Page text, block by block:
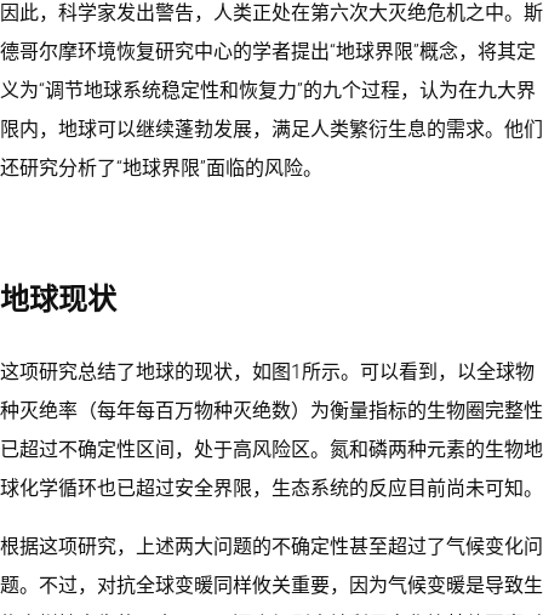
因此，科学家发出警告，人类正处在第六次大灭绝危机之中。斯
德哥尔摩环境恢复研究中心的学者提出“地球界限”概念，将其定
义为“调节地球系统稳定性和恢复力”的九个过程，认为在九大界
限内，地球可以继续蓬勃发展，满足人类繁衍生息的需求。他们
还研究分析了“地球界限”面临的风险。
地球现状
这项研究总结了地球的现状，如图1所示。可以看到，以全球物
种灭绝率（每年每百万物种灭绝数）为衡量指标的生物圈完整性
已超过不确定性区间，处于高风险区。氮和磷两种元素的生物地
球化学循环也已超过安全界限，生态系统的反应目前尚未可知。
根据这项研究，上述两大问题的不确定性甚至超过了气候变化问
题。不过，对抗全球变暖同样攸关重要，因为气候变暖是导致生